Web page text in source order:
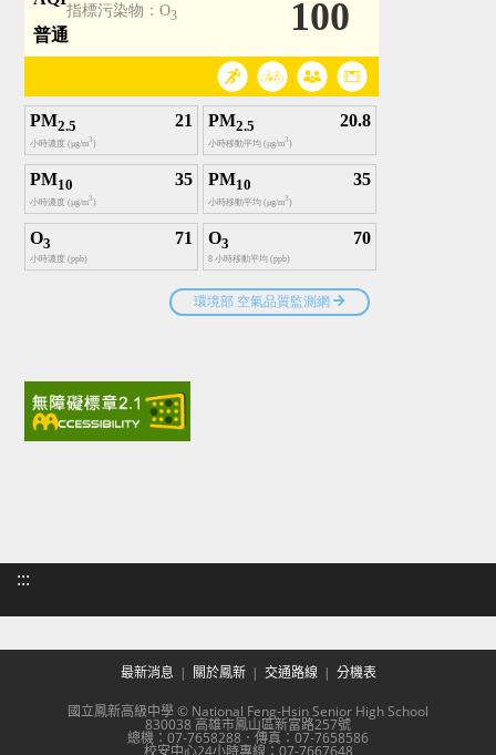
:::
最新消息 關於鳳新 交通路線 分機表
國立鳳新高級中學 © National Feng-Hsin Senior High School
830038 高雄市鳳山區新富路257號
總機：07-7658288．傳真：07-7658586
校安中心24小時專線：07-7667648